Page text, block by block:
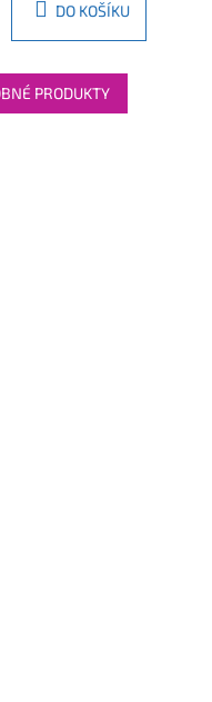
DO KOŠÍKU
PRODUKTY